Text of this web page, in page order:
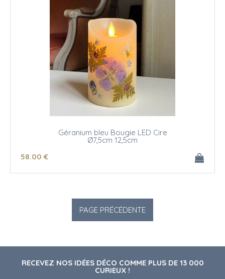
Géranium bleu Bougie LED Cire
Ø7,5cm 12,5cm
58.00 €
RECEVEZ NOS IDÉES DÉCO COMME PLUS DE 13 000
CURIEUX !